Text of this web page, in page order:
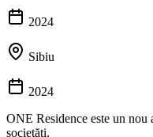
2024
Sibiu
2024
ONE Residence este un
societăți.